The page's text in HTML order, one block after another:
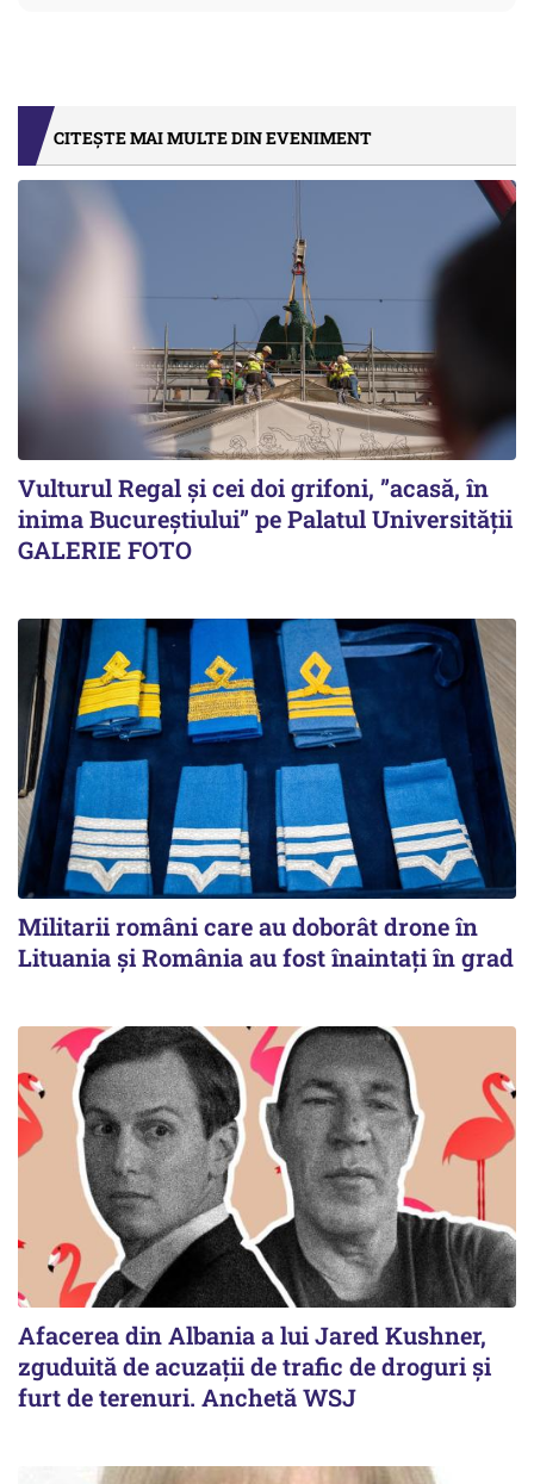
CITEȘTE MAI MULTE DIN EVENIMENT
Vulturul Regal și cei doi grifoni, ”acasă, în
inima Bucureștiului” pe Palatul Universității
GALERIE FOTO
Militarii români care au doborât drone în
Lituania şi România au fost înaintaţi în grad
Afacerea din Albania a lui Jared Kushner,
zguduită de acuzații de trafic de droguri și
furt de terenuri. Anchetă WSJ